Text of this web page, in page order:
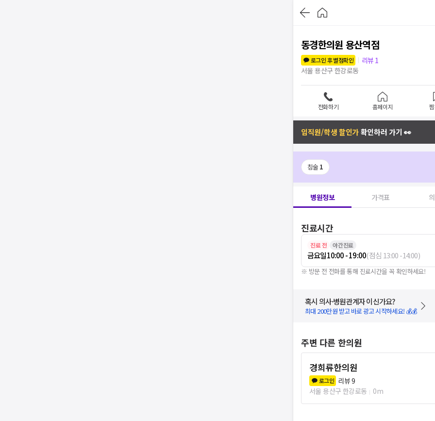
동경한의원 용산역점
로그인 후 별점확인
리뷰 1
서울 용산구 한강로동
전화하기 홈페이지
임직원/학생 할인가확인하러 가기 👀
침술 1
병원정보 가격표
진료시간
진료 전 야간진료
금요일10:00 - 19:00(점심 13:00-14:00)
※ 방문 전 전화를 통해 진료시간을 꼭 확인하세요!
혹시 의사·병원관계자 이신가요?
최대 200만원 받고 바로 광고 시작하세요! 💰💰
주변 다른 한의원
경희류한의원
로그인 리뷰9
서울 용산구 한강로동
0m